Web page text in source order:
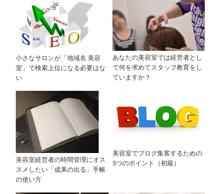
小さなサロンが「地域名 美容
室」で検索上位になる必要はな
い
あなたの美容室では経営者とし
て何を求めてスタッフ教育をし
ていますか？
美容室経営者の時間管理にオス
スメしたい「成果の出る」手帳
の使い方
美容室でブログ集客するための
5つのポイント（初級）